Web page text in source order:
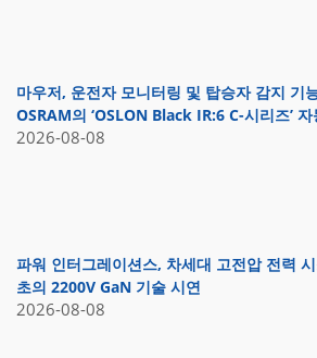
마우저, 운전자 모니터링 및 탑승자 감지 기
OSRAM의 ‘OSLON Black IR:6 C-시리즈’
2026-08-08
파워 인터그레이션스, 차세대 고전압 전력
초의 2200V GaN 기술 시연
2026-08-08